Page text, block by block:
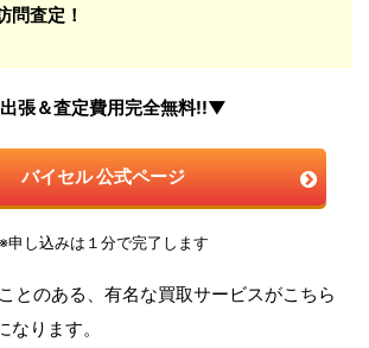
問査定！
張＆査定費用完全無料!!▼
バイセル 公式ページ
※申し込みは１分で完了します
とのある、有名な買取サービスがこちら
なります。